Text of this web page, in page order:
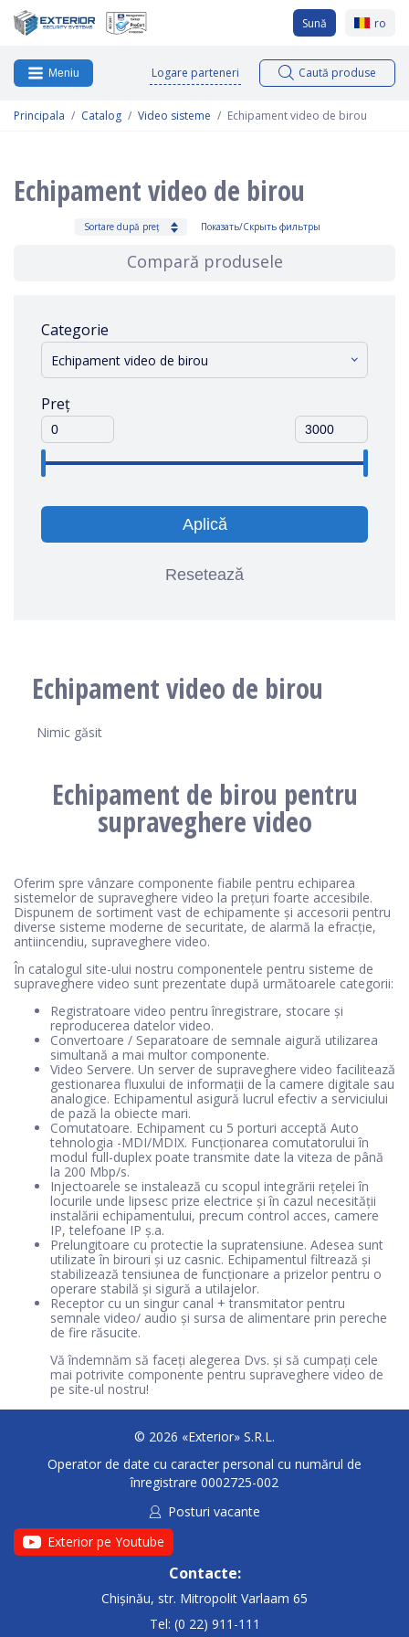
Sună ro
Meniu Logare parteneri Caută produse
Principala Catalog Video sisteme Echipament video de birou
Echipament video de birou
Sortare după preț Показать/Скрыть фильтры
Compară produsele
Categorie
Echipament video de birou
Preț
Aplică
Resetează
Echipament video de birou
Nimic găsit
Echipament de birou pentru
supraveghere video
Oferim spre vânzare componente fiabile pentru echiparea
sistemelor de supraveghere video la prețuri foarte accesibile.
Dispunem de sortiment vast de echipamente și accesorii pentru
diverse sisteme moderne de securitate, de alarmă la efracție,
antiincendiu, supraveghere video.
În catalogul site-ului nostru componentele pentru sisteme de
supraveghere video sunt prezentate după următoarele categorii:
Registratoare video pentru înregistrare, stocare și
reproducerea datelor video.
Convertoare / Separatoare de semnale aigură utilizarea
simultană a mai multor componente.
Video Servere. Un server de supraveghere video facilitează
gestionarea fluxului de informații de la camere digitale sau
analogice. Echipamentul asigură lucrul efectiv a serviciului
de pază la obiecte mari.
Comutatoare. Echipament cu 5 porturi acceptă Auto
tehnologia -MDI/MDIX. Funcționarea comutatorului în
modul full-duplex poate transmite date la viteza de până
la 200 Mbp/s.
Injectoarele se instalează cu scopul integrării rețelei în
locurile unde lipsesc prize electrice și în cazul necesității
instalării echipamentului, precum control acces, camere
IP, telefoane IP ș.a.
Prelungitoare cu protectie la supratensiune. Adesea sunt
utilizate în birouri și uz casnic. Echipamentul filtrează și
stabilizează tensiunea de funcționare a prizelor pentru o
operare stabilă și sigură a utilajelor.
Receptor cu un singur canal + transmitator pentru
semnale video/ audio și sursa de alimentare prin pereche
de fire răsucite.
Vă îndemnăm să faceți alegerea Dvs. și să cumpați cele
mai potrivite componente pentru supraveghere video de
pe site-ul nostru!
© 2026 «Exterior» S.R.L.
Operator de date cu caracter personal cu numărul de
înregistrare 0002725-002
Posturi vacante
Exterior pe Youtube
Contacte:
Chișinău, str. Mitropolit Varlaam 65
Tel: (0 22) 911-111